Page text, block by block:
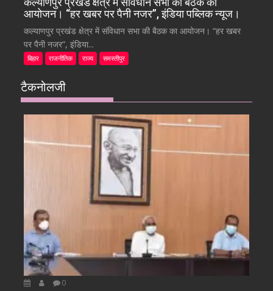
आयोजन। “हर खबर पर पैनी नजर”, इंडिया पब्लिक न्यूज।
कल्याणपुर प्रखंड क्षेत्र में संविधान सभा की बैठक का आयोजन। “हर खबर
पर पैनी नजर”, इंडिया...
बिहार राजनीतिक राज्य समस्तीपुर
टैकनोलजी
0